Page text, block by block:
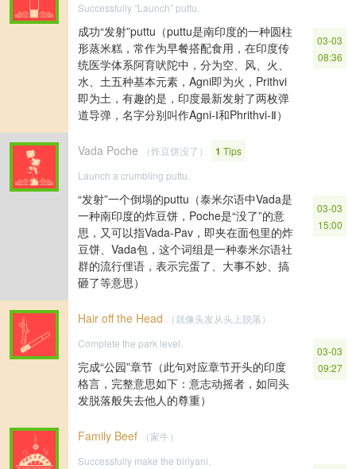
Successfully “Launch” puttu.
成功“发射”puttu（puttu是南印度的一种圆柱
形蒸米糕，常作为早餐搭配食用，在印度传
统医学体系阿育吠陀中，分为空、风、火、
水、土五种基本元素，Agni即为火，Prithvi
即为土，有趣的是，印度最新发射了两枚弹
道导弹，名字分别叫作Agni-Ⅰ和Phrithvi-Ⅱ）
03-03
08:36
Vada Poche （炸豆饼没了） 1 Tips
Launch a crumbling puttu.
“发射”一个倒塌的puttu（泰米尔语中Vada是
一种南印度的炸豆饼，Poche是“没了”的意
思，又可以指Vada-Pav，即夹在面包里的炸
豆饼、Vada包，这个词组是一种泰米尔语社
群的流行俚语，表示完蛋了、大事不妙、搞
砸了等意思）
03-03
15:00
Hair off the Head
（就像头发从头上脱落）
Complete the park level.
完成“公园”章节（此句对应章节开头的印度
格言，完整意思如下：意志动摇者，如同头
发脱落般失去他人的尊重）
03-03
09:27
Family Beef
（家牛）
Successfully make the biriyani.